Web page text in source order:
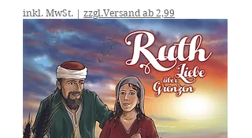
inkl. MwSt. | zzgl.Versand ab 2,99